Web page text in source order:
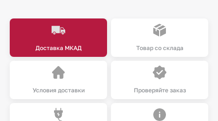
Доставка МКАД Товар со склада
Условия доставки Проверяйте заказ